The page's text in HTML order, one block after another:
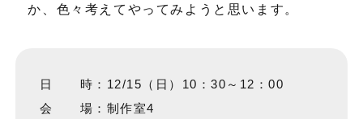
か、色々考えてやってみようと思います。
日 時：12/15（日）10：30～12：00
会 場：制作室4